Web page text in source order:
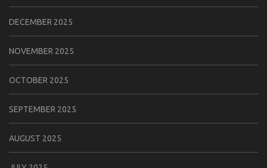
DECEMBER 2025
NOVEMBER 2025
OCTOBER 2025
SEPTEMBER 2025
AUGUST 2025